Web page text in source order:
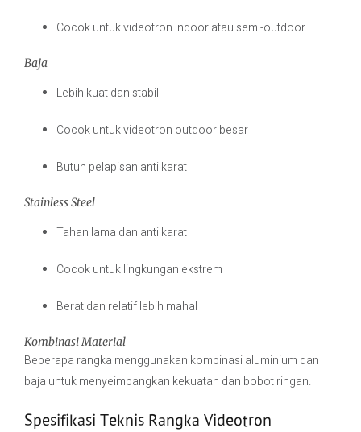
Cocok untuk videotron indoor atau semi-outdoor
Baja
Lebih kuat dan stabil
Cocok untuk videotron outdoor besar
Butuh pelapisan anti karat
Stainless Steel
Tahan lama dan anti karat
Cocok untuk lingkungan ekstrem
Berat dan relatif lebih mahal
Kombinasi Material
Beberapa rangka menggunakan kombinasi aluminium dan
baja untuk menyeimbangkan kekuatan dan bobot ringan.
Spesifikasi Teknis Rangka Videotron